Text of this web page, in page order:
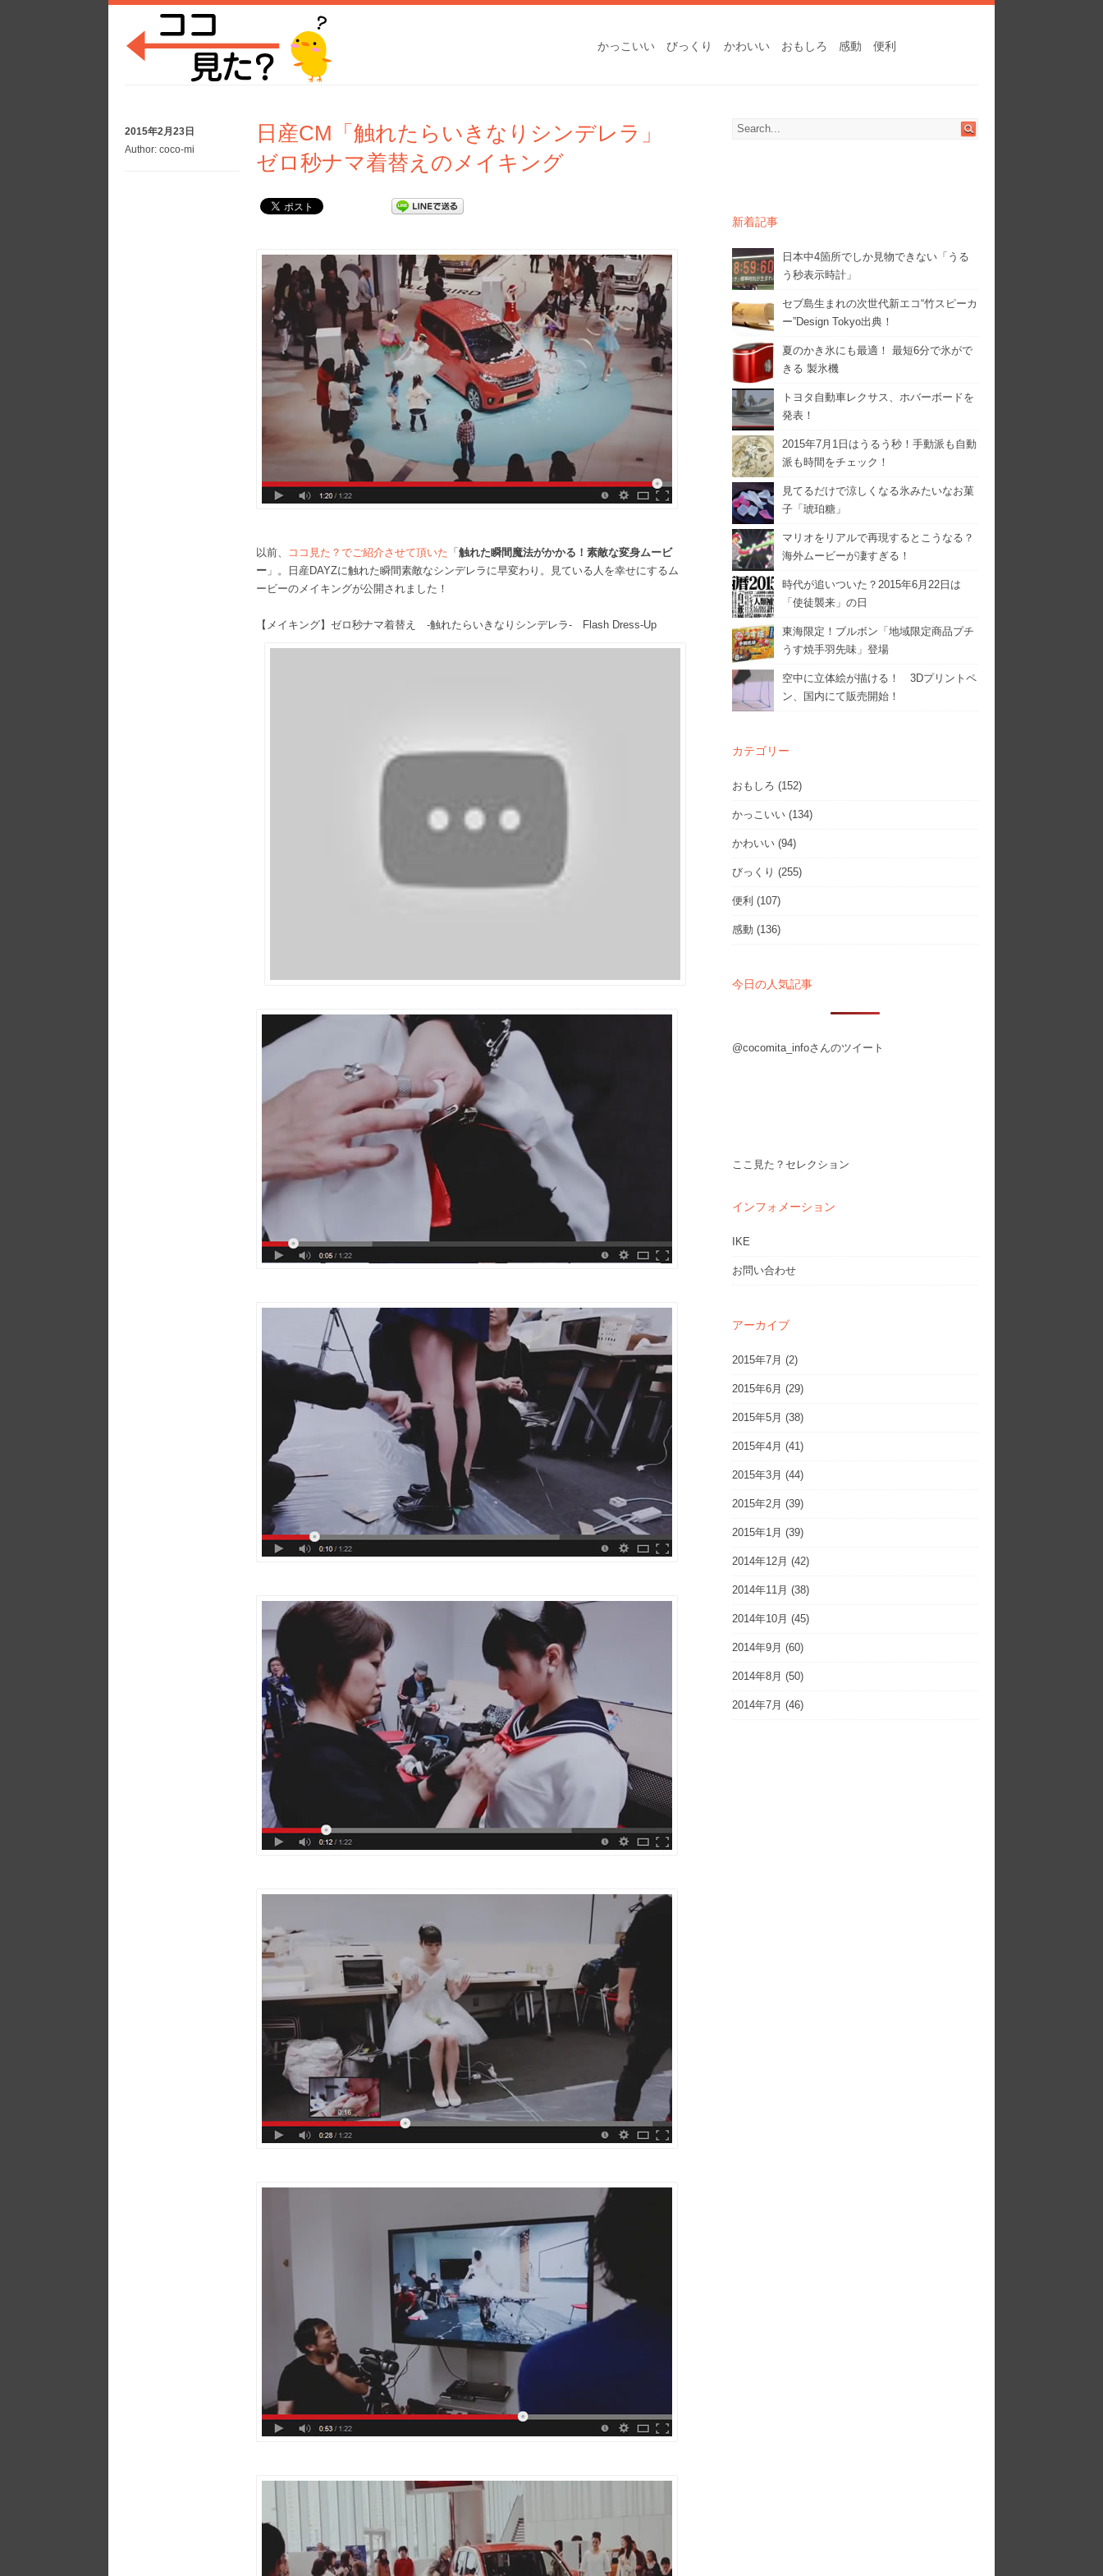
かっこいい びっくり かわいい おもしろ 感動 便利
2015年2月23日
Author: coco-mi
日産CM「触れたらいきなりシンデレラ」
ゼロ秒ナマ着替えのメイキング
以前、 ココ見た？でご紹介させて頂いた 「 触れた瞬間魔法がかかる！素敵な変身ムービ
ー 」。日産DAYZに触れた瞬間素敵なシンデレラに早変わり。見ている人を幸せにするム
ービーのメイキングが公開されました！
【メイキング】ゼロ秒ナマ着替え ‐触れたらいきなりシンデレラ‐ Flash Dress-Up
新着記事
日本中4箇所でしか見物できない「うる
う秒表示時計」
セブ島生まれの次世代新エコ“竹スピーカ
ー”Design Tokyo出典！
夏のかき氷にも最適！ 最短6分で氷がで
きる 製氷機
トヨタ自動車レクサス、ホバーボードを
発表！
2015年7月1日はうるう秒！手動派も自動
派も時間をチェック！
見てるだけで涼しくなる氷みたいなお菓
子「琥珀糖」
マリオをリアルで再現するとこうなる？
海外ムービーが凄すぎる！
時代が追いついた？2015年6月22日は
「使徒襲来」の日
東海限定！ブルボン「地域限定商品プチ
うす焼手羽先味」登場
空中に立体絵が描ける！ 3Dプリントペ
ン、国内にて販売開始！
カテゴリー
おもしろ (152)
かっこいい (134)
かわいい (94)
びっくり (255)
便利 (107)
感動 (136)
今日の人気記事
@cocomita_infoさんのツイート
ここ見た？セレクション
インフォメーション
IKE
お問い合わせ
アーカイブ
2015年7月 (2)
2015年6月 (29)
2015年5月 (38)
2015年4月 (41)
2015年3月 (44)
2015年2月 (39)
2015年1月 (39)
2014年12月 (42)
2014年11月 (38)
2014年10月 (45)
2014年9月 (60)
2014年8月 (50)
2014年7月 (46)